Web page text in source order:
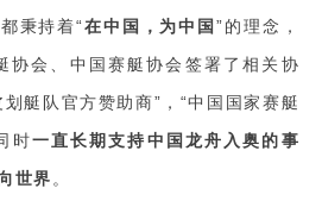
秉持着“在中国，为中国”的理念，
协会、中国赛艇协会签署了相关协
艇队官方赞助商”，“中国国家赛艇
时一直长期支持中国龙舟入奥的事
世界。